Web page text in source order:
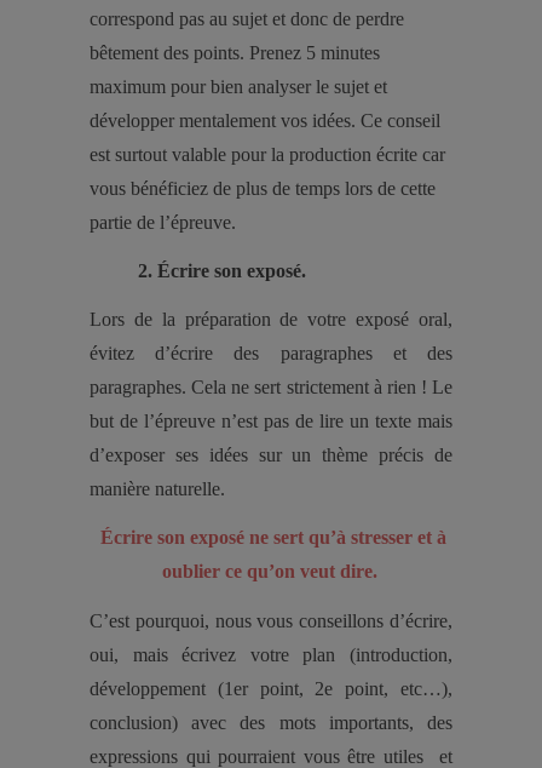
correspond pas au sujet et donc de perdre
bêtement des points. Prenez 5 minutes
maximum pour bien analyser le sujet et
développer mentalement vos idées. Ce conseil
est surtout valable pour la production écrite car
vous bénéficiez de plus de temps lors de cette
partie de l’épreuve.
2. Écrire son exposé.
Lors de la préparation de votre exposé oral,
évitez d’écrire des paragraphes et des
paragraphes. Cela ne sert strictement à rien ! Le
but de l’épreuve n’est pas de lire un texte mais
d’exposer ses idées sur un thème précis de
manière naturelle.
Écrire son exposé ne sert qu’à stresser et à
oublier ce qu’on veut dire.
C’est pourquoi, nous vous conseillons d’écrire,
oui, mais écrivez votre plan (introduction,
développement (1er point, 2e point, etc…),
conclusion) avec des mots importants, des
expressions qui pourraient vous être utiles et